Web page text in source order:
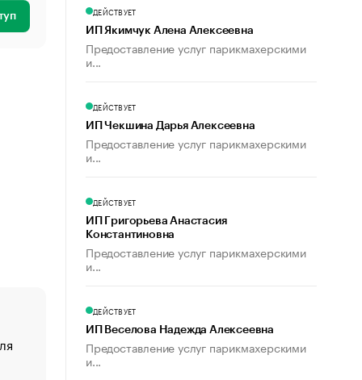
«От спорта тело стареет иначе». Как живет глава
создавшей GTA
ДЕЙСТВУЕТ
ИП Якимчук Алена Алексеевна
Предоставление услуг парикмахерскими
и...
ДЕЙСТВУЕТ
ИП Чекшина Дарья Алексеевна
Предоставление услуг парикмахерскими
и...
ДЕЙСТВУЕТ
ИП Григорьева Анастасия
Константиновна
Предоставление услуг парикмахерскими
и...
ДЕЙСТВУЕТ
ИП Веселова Надежда Алексеевна
Предоставление услуг парикмахерскими
и...